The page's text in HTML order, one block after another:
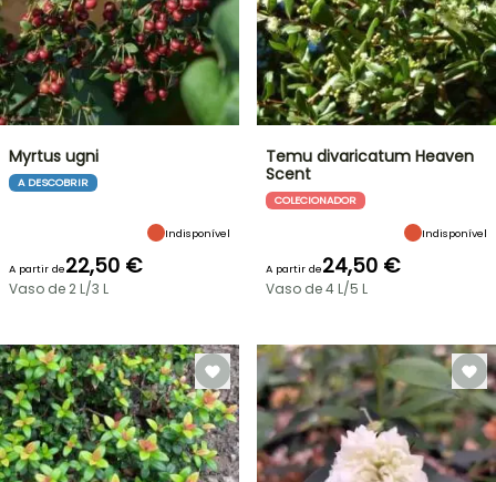
Myrtus ugni
A DESCOBRIR
Indisponível
A partir de22,50 €
Vaso de 2 L/3 L
Temu divaricatum Heaven
Scent
COLECIONADOR
Indisponível
A partir de24,50 €
Vaso de 4 L/5 L